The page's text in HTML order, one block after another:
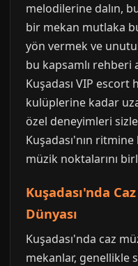
melodilerine dalın,
bir mekan mutlaka
yön vermek ve
bu kapsamlı rehberi
Kuşadası VIP
kulüplerine kadar
özel deneyimleri
Kuşadası'nın
müzik noktalarını
Kuşadası'nda
Dünyası
Kuşadası'nda caz
mekanlar, genellikle